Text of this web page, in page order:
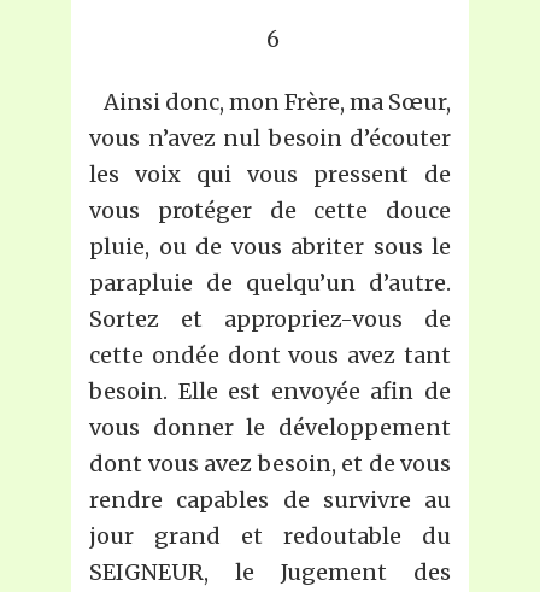
6
Ainsi donc, mon Frère, ma Sœur,
vous n’avez nul besoin d’écouter
les voix qui vous pressent de
vous protéger de cette douce
pluie, ou de vous abriter sous le
parapluie de quelqu’un d’autre.
Sortez et appropriez-vous de
cette ondée dont vous avez tant
besoin. Elle est envoyée afin de
vous donner le développement
dont vous avez besoin, et de vous
rendre capables de survivre au
jour grand et redoutable du
SEIGNEUR, le Jugement des